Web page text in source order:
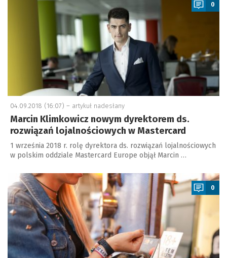
0
04.09.2018 (16:07) – artykuł nadesłany
Marcin Klimkowicz nowym dyrektorem ds.
rozwiązań lojalnościowych w Mastercard
1 września 2018 r. rolę dyrektora ds. rozwiązań lojalnościowych
w polskim oddziale Mastercard Europe objął Marcin …
0